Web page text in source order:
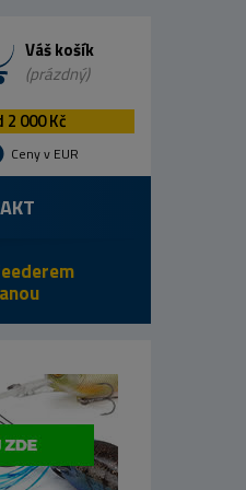
Váš košík
(prázdný)
000 Kč
Ceny v EUR